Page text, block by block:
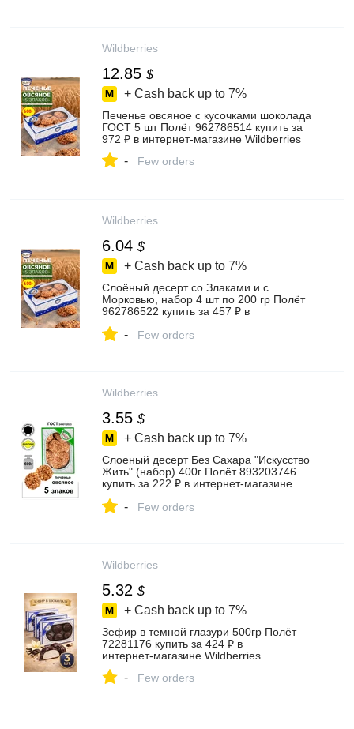
Wildberries
12.85 $
+ Cash back up to 7%
Печенье овсяное с кусочками шоколада
ГОСТ 5 шт Полёт 962786514 купить за
972 ₽ в интернет‑магазине Wildberries
- Few orders
Wildberries
6.04 $
+ Cash back up to 7%
Слоёный десерт со Злаками и с
Морковью, набор 4 шт по 200 гр Полёт
962786522 купить за 457 ₽ в
- Few orders
Wildberries
3.55 $
+ Cash back up to 7%
Слоеный десерт Без Сахара "Искусство
Жить" (набор) 400г Полёт 893203746
купить за 222 ₽ в интернет‑магазине
- Few orders
Wildberries
5.32 $
+ Cash back up to 7%
Зефир в темной глазури 500гр Полёт
72281176 купить за 424 ₽ в
интернет‑магазине Wildberries
- Few orders